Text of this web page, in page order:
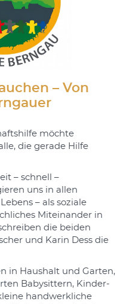
– Von
möchte
die gerade Hilfe
– schnell –
uns in allen
– als soziale
Miteinander in
die beiden
und Karin Dess die
in Haushalt und Garten,
Babysittern, Kinder-
handwerkliche